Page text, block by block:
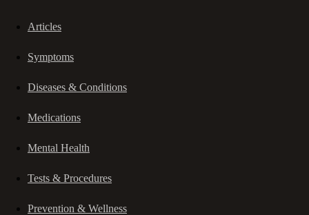
Articles
Symptoms
Diseases & Conditions
Medications
Mental Health
Tests & Procedures
Prevention & Wellness